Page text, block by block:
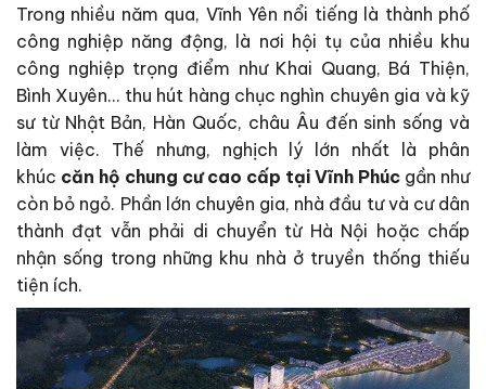
Trong nhiều năm qua, Vĩnh Yên nổi tiếng là thành phố
công nghiệp năng động, là nơi hội tụ của nhiều khu
công nghiệp trọng điểm như Khai Quang, Bá Thiện,
Bình Xuyên… thu hút hàng chục nghìn chuyên gia và kỹ
sư từ Nhật Bản, Hàn Quốc, châu Âu đến sinh sống và
làm việc. Thế nhưng, nghịch lý lớn nhất là phân
khúc căn hộ chung cư cao cấp tại Vĩnh Phúc gần như
còn bỏ ngỏ. Phần lớn chuyên gia, nhà đầu tư và cư dân
thành đạt vẫn phải di chuyển từ Hà Nội hoặc chấp
nhận sống trong những khu nhà ở truyền thống thiếu
tiện ích.